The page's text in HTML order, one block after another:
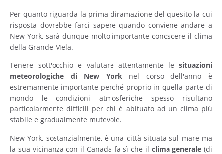
Per quanto riguarda la prima diramazione del quesito la cui
risposta dovrebbe farci sapere quando conviene andare a
New York, sarà dunque molto importante conoscere il clima
della Grande Mela.
Tenere sott'occhio e valutare attentamente le situazioni
meteorologiche di New Yorknel corso dell'anno è
estremamente importante perché proprio in quella parte di
mondo le condizioni atmosferiche spesso risultano
particolarmente difficili per chi è abituato ad un clima più
stabile e gradualmente mutevole.
New York, sostanzialmente, è una città situata sul mare ma
la sua vicinanza con il Canada fa sì che il clima generale (di